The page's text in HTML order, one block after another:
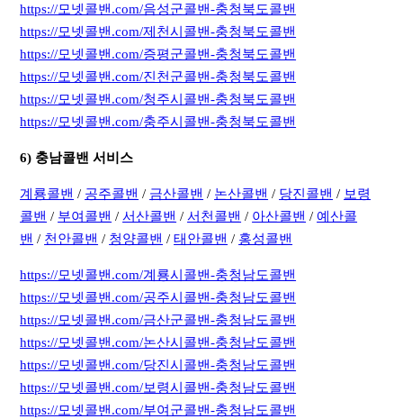
https://모넷콜밴.com/음성군콜밴-충청북도콜밴
https://모넷콜밴.com/제천시콜밴-충청북도콜밴
https://모넷콜밴.com/증평군콜밴-충청북도콜밴
https://모넷콜밴.com/진천군콜밴-충청북도콜밴
https://모넷콜밴.com/청주시콜밴-충청북도콜밴
https://모넷콜밴.com/충주시콜밴-충청북도콜밴
6) 충남콜밴 서비스
계룡콜밴 / 공주콜밴 / 금산콜밴 / 논산콜밴 / 당진콜밴 / 보령
콜밴 / 부여콜밴 /서산콜밴 /서천콜밴 / 아산콜밴 /예산콜
밴 / 천안콜밴 / 청양콜밴 /태안콜밴 / 홍성콜밴
https://모넷콜밴.com/계룡시콜밴-충청남도콜밴
https://모넷콜밴.com/공주시콜밴-충청남도콜밴
https://모넷콜밴.com/금산군콜밴-충청남도콜밴
https://모넷콜밴.com/논산시콜밴-충청남도콜밴
https://모넷콜밴.com/당진시콜밴-충청남도콜밴
https://모넷콜밴.com/보령시콜밴-충청남도콜밴
https://모넷콜밴.com/부여군콜밴-충청남도콜밴